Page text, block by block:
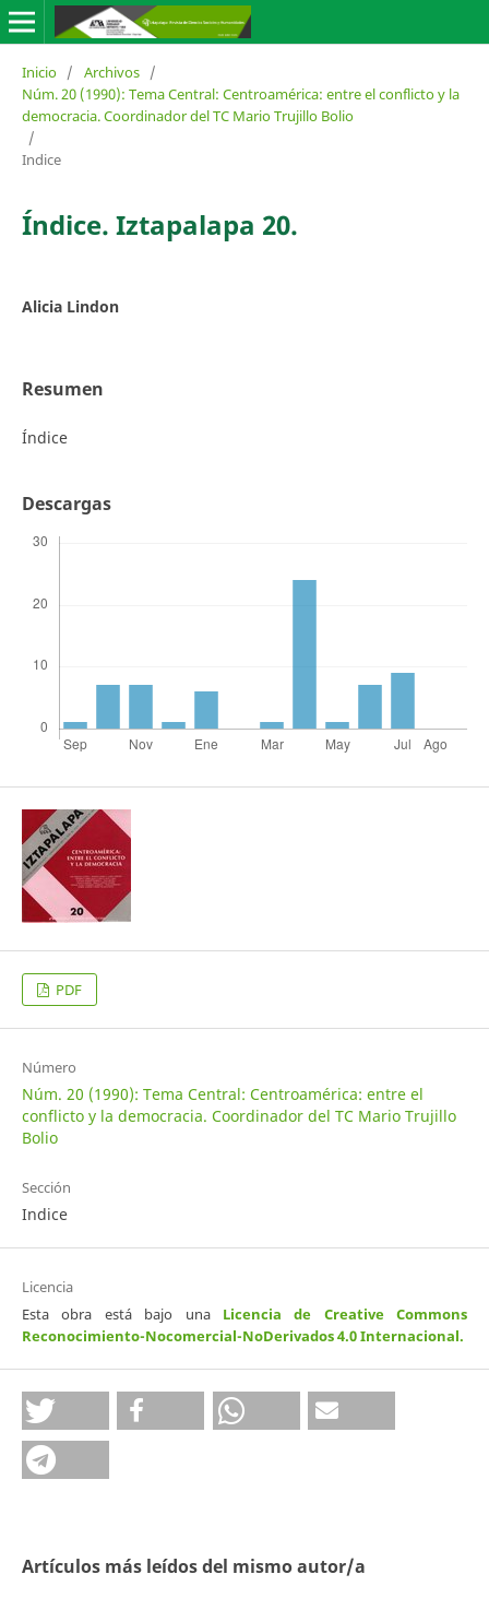
Inicio / Archivos /
Núm. 20 (1990): Tema Central: Centroamérica: entre el conflicto y la
democracia. Coordinador del TC Mario Trujillo Bolio
/
Indice
Índice. Iztapalapa 20.
Alicia Lindon
Resumen
Índice
Descargas
PDF
Número
Núm. 20 (1990): Tema Central: Centroamérica: entre el
conflicto y la democracia. Coordinador del TC Mario Trujillo
Bolio
Sección
Indice
Licencia
Esta obra está bajo una Licencia de Creative Commons
Reconocimiento-Nocomercial-NoDerivados 4.0 Internacional.
Artículos más leídos del mismo autor/a